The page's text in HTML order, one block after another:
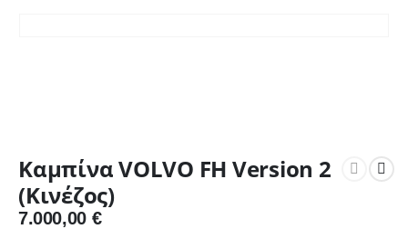
Καμπίνα VOLVO FH Version 2
(Κινέζος)
7.000,00 €